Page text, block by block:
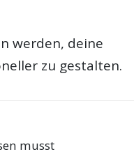
werden, deine
zu gestalten.
musst